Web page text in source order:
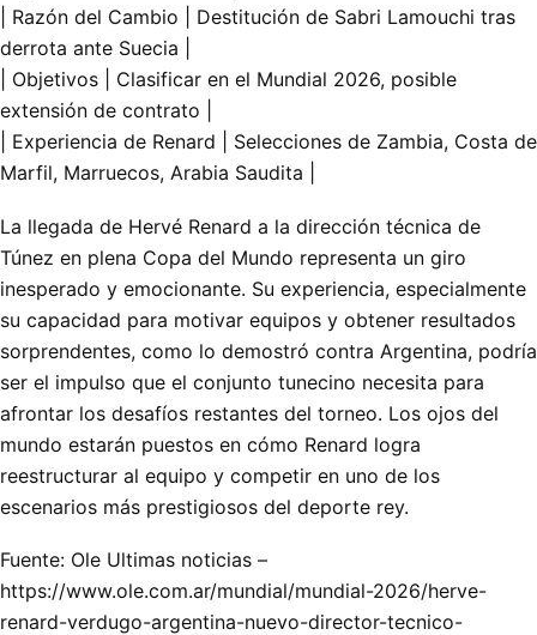
| Razón del Cambio | Destitución de Sabri Lamouchi tras
derrota ante Suecia |
| Objetivos | Clasificar en el Mundial 2026, posible
extensión de contrato |
| Experiencia de Renard | Selecciones de Zambia, Costa de
Marfil, Marruecos, Arabia Saudita |
La llegada de Hervé Renard a la dirección técnica de
Túnez en plena Copa del Mundo representa un giro
inesperado y emocionante. Su experiencia, especialmente
su capacidad para motivar equipos y obtener resultados
sorprendentes, como lo demostró contra Argentina, podría
ser el impulso que el conjunto tunecino necesita para
afrontar los desafíos restantes del torneo. Los ojos del
mundo estarán puestos en cómo Renard logra
reestructurar al equipo y competir en uno de los
escenarios más prestigiosos del deporte rey.
Fuente: Ole Ultimas noticias –
https://www.ole.com.ar/mundial/mundial-2026/herve-
renard-verdugo-argentina-nuevo-director-tecnico-